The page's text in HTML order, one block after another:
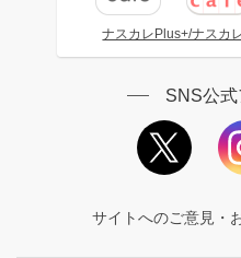
ナスカレPlus+/ナスカ
SNS公式
サイトへのご意見・